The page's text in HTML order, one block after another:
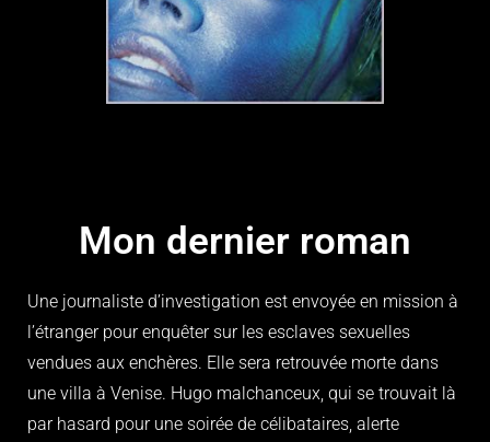
Mon dernier roman
Une journaliste d’investigation est envoyée en mission à
l’étranger pour enquêter sur les esclaves sexuelles
vendues aux enchères. Elle sera retrouvée morte dans
une villa à Venise. Hugo malchanceux, qui se trouvait là
par hasard pour une soirée de célibataires, alerte